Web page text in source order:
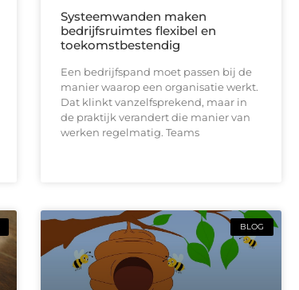
Systeemwanden maken
bedrijfsruimtes flexibel en
toekomstbestendig
Een bedrijfspand moet passen bij de
manier waarop een organisatie werkt.
Dat klinkt vanzelfsprekend, maar in
de praktijk verandert die manier van
werken regelmatig. Teams
BLOG